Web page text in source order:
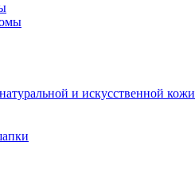
и искусственной кожи